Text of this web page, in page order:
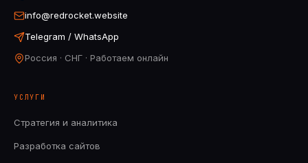
info@redrocket.website
Telegram / WhatsApp
Россия · СНГ · Работаем онлайн
УСЛУГИ
Стратегия и аналитика
Разработка сайтов